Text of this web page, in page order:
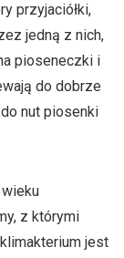
przyjaciółki,
jedną z nich,
pioseneczki i
do dobrze
nut piosenki
z którymi
jest